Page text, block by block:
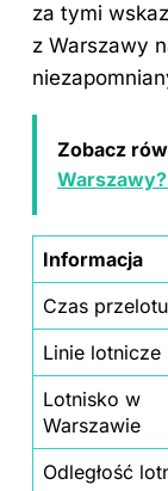
za tymi
z Warszawy
Zobacz
Informacja
Czas przelotu
Linie lotnicze
Lotnisko w
Warszawie
Odległość